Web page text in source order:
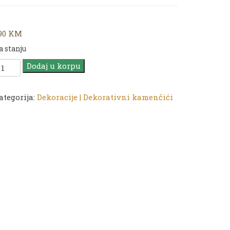
KM
stanju
Dodaj u korpu
Dekoracije | Dekorativni kamenčići